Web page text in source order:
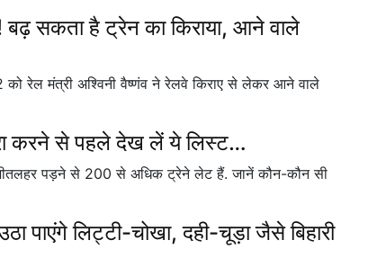
सकता है ट्रेन का किराया, आने वाले
रेल मंत्री अश्विनी वैष्णंव ने रेलवे किराए से लेकर आने वाले
करने से पहले देख लें ये लिस्ट…
पड़ने से 200 से अधिक ट्रेने लेट हैं. जानें कौन-कौन सी
लिट्टी-चोखा, दही-चूड़ा जैसे बिहारी